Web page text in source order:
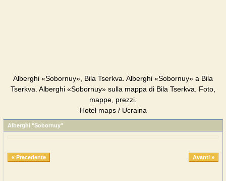
Alberghi «Sobornuy», Bila Tserkva. Alberghi «Sobornuy» a Bila
Tserkva. Alberghi «Sobornuy» sulla mappa di Bila Tserkva. Foto,
mappe, prezzi.
Hotel maps / Ucraina
Alberghi "Sobornuy"
« Precedente Avanti »